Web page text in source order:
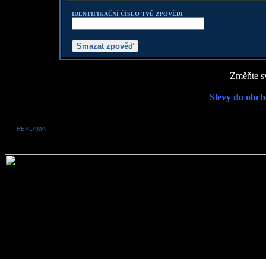
IDENTIFIKAČNÍ ČÍSLO TVÉ ZPOVĚDI
Změňte
Slevy do
REKLAMA